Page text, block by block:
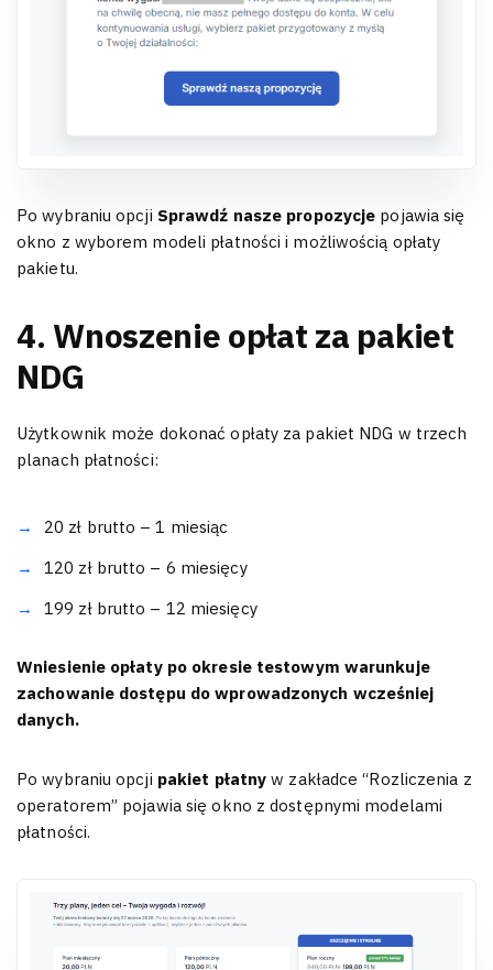
Po wybraniu opcji Sprawdź nasze propozycje pojawia się
okno z wyborem modeli płatności i możliwością opłaty
pakietu.
4. Wnoszenie opłat za pakiet
NDG
Użytkownik może dokonać opłaty za pakiet NDG w trzech
planach płatności:
20 zł brutto – 1 miesiąc
120 zł brutto – 6 miesięcy
199 zł brutto – 12 miesięcy
Wniesienie opłaty po okresie testowym warunkuje
zachowanie dostępu do wprowadzonych wcześniej
danych.
Po wybraniu opcji pakiet płatny w zakładce “Rozliczenia z
operatorem” pojawia się okno z dostępnymi modelami
płatności.